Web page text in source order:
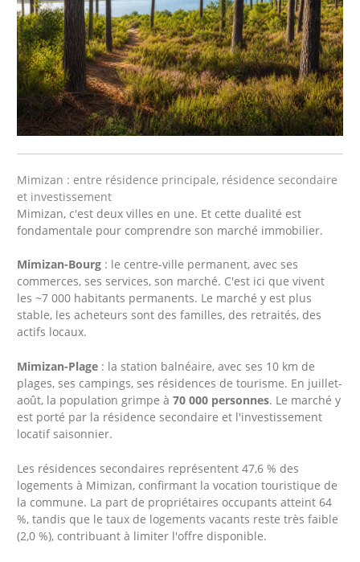
Mimizan : entre résidence principale, résidence secondaire
et investissement
Mimizan, c'est deux villes en une. Et cette dualité est
fondamentale pour comprendre son marché immobilier.
Mimizan-Bourg : le centre-ville permanent, avec ses
commerces, ses services, son marché. C'est ici que vivent
les ~7 000 habitants permanents. Le marché y est plus
stable, les acheteurs sont des familles, des retraités, des
actifs locaux.
Mimizan-Plage : la station balnéaire, avec ses 10 km de
plages, ses campings, ses résidences de tourisme. En juillet-
août, la population grimpe à70 000 personnes. Le marché y
est porté par la résidence secondaire et l'investissement
locatif saisonnier.
Les résidences secondaires représentent 47,6 % des
logements à Mimizan, confirmant la vocation touristique de
la commune. La part de propriétaires occupants atteint 64
%, tandis que le taux de logements vacants reste très faible
(2,0 %), contribuant à limiter l'offre disponible.